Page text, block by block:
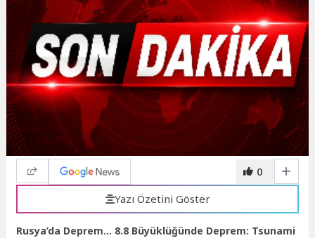
0
Yazı Özetini Göster
Rusya’da Deprem… 8.8 Büyüklüğünde Deprem: Tsunami